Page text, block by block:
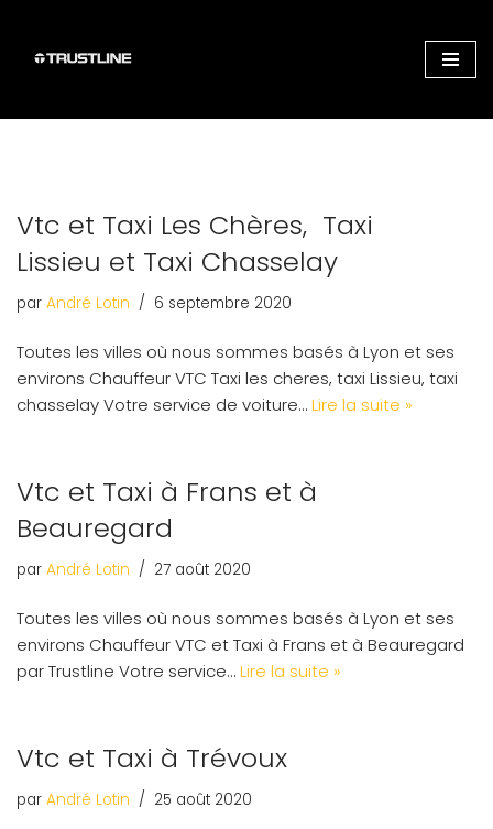
Aller
Vtc et Taxi Les Chères, Taxi
Lissieu et Taxi Chasselay
par André Lotin 6 septembre 2020
Toutes les villes où nous sommes basés à Lyon et ses
environs Chauffeur VTC Taxi les cheres, taxi Lissieu, taxi
chasselay Votre service de voiture…Lire la suite »
Vtc et Taxi à Frans et à
Beauregard
par André Lotin 27 août 2020
Toutes les villes où nous sommes basés à Lyon et ses
environs Chauffeur VTC et Taxi à Frans et à Beauregard
par Trustline Votre service…Lire la suite »
Vtc et Taxi à Trévoux
par André Lotin 25 août 2020